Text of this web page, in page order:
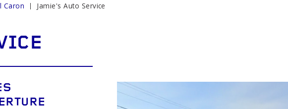
Caron Jamie's Auto Service